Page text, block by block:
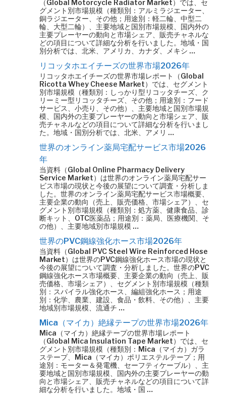
（Global Motorcycle Radiator Market）では、セ
グメント別市場規模（種類別：アルミラジエーター、
銅ラジエーター、その他；用途別：軽二輪、中型二
輪、大型二輪）、主要地域と国別市場規模、国内外の
主要プレーヤーの動向と市場シェア、販売チャネルな
どの項目について詳細な分析を行いました。地域・国
別分析では、北米、アメリカ、カナダ、メキシ …
リコッタホエイチーズの世界市場2026年
リコッタホエイチーズの世界市場レポート（Global
Ricotta Whey Cheese Market）では、セグメント
別市場規模（種類別：しっかり型リコッタチーズ、ク
リーミー型リコッタチーズ、その他；用途別：フード
サービス、小売り、その他）、主要地域と国別市場規
模、国内外の主要プレーヤーの動向と市場シェア、販
売チャネルなどの項目について詳細な分析を行いまし
た。地域・国別分析では、北米、アメリ …
世界のオンライン薬局宅配サービス市場2026
年
当資料（Global Online Pharmacy Delivery
Service Market）は世界のオンライン薬局宅配サー
ビス市場の現状と今後の展望について調査・分析しま
した。世界のオンライン薬局宅配サービス市場概要、
主要企業の動向（売上、販売価格、市場シェア）、セ
グメント別市場規模（種類別：処方薬、健康食品、診
断キット、OTC医薬品；用途別：薬局、医療機関、そ
の他）、主要地域別市場規模 …
世界のPVC鋼線強化ホース市場2026年
当資料（Global PVC Steel Wire Reinforced Hose
Market）は世界のPVC鋼線強化ホース市場の現状と
今後の展望について調査・分析しました。世界のPVC
鋼線強化ホース市場概要、主要企業の動向（売上、販
売価格、市場シェア）、セグメント別市場規模（種類
別：スパイラル強化ホース、編組強化ホース；用途
別：化学、農業、建設、食品・飲料、その他）、主要
地域別市場規模、流通チ …
Mica（マイカ）絶縁テープの世界市場2026年
Mica（マイカ）絶縁テープの世界市場レポート
（Global Mica Insulation Tape Market）では、セ
グメント別市場規模（種類別：Mica（マイカ）ガラ
ステープ、Mica（マイカ）ポリエステルテープ；用
途別：モーター＆発電機、セーフティケーブル）、主
要地域と国別市場規模、国内外の主要プレーヤーの動
向と市場シェア、販売チャネルなどの項目について詳
細な分析を行いました。地域・国 …